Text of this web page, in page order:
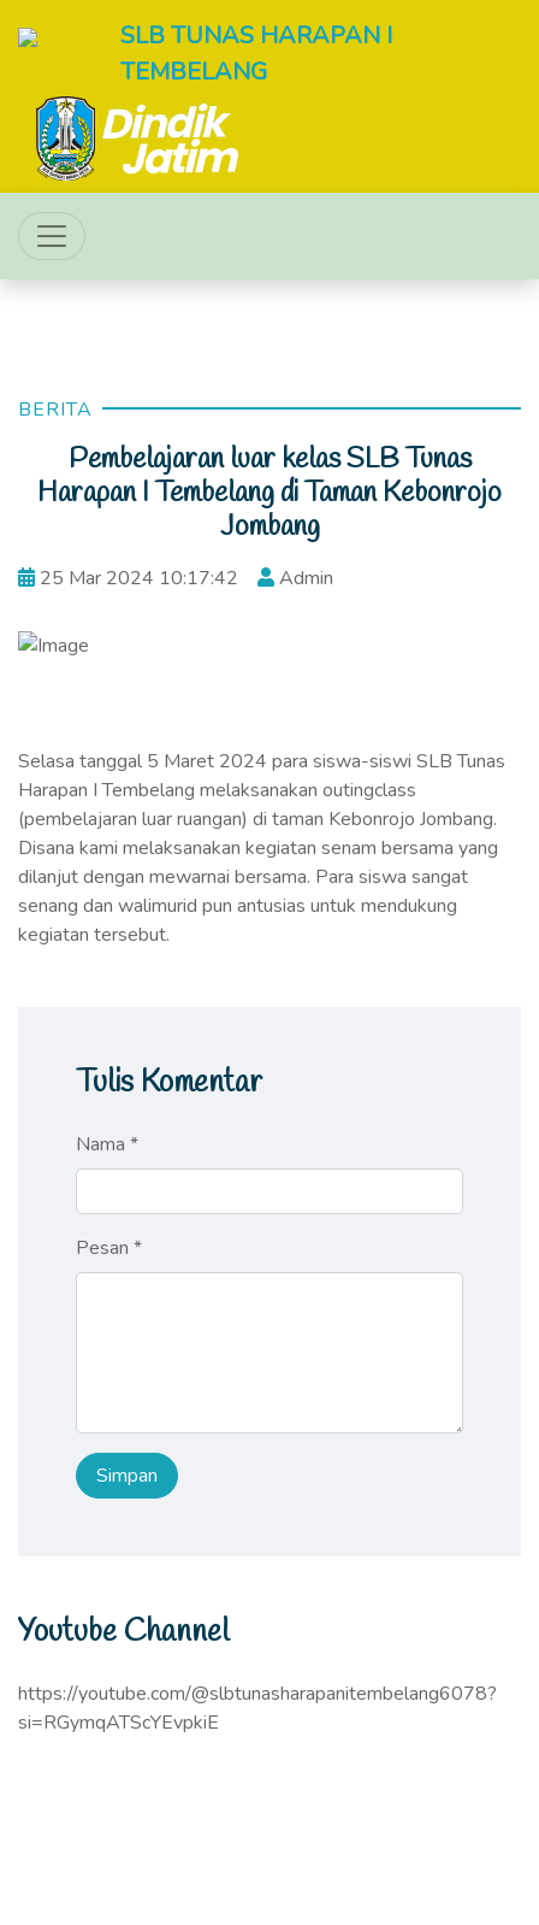
SLB TUNAS HARAPAN I
TEMBELANG
BERITA
Pembelajaran luar kelas SLB Tunas
Harapan I Tembelang di Taman Kebonrojo
Jombang
25 Mar 2024 10:17:42 Admin
Selasa tanggal 5 Maret 2024 para siswa-siswi SLB Tunas
Harapan I Tembelang melaksanakan outingclass
(pembelajaran luar ruangan) di taman Kebonrojo Jombang.
Disana kami melaksanakan kegiatan senam bersama yang
dilanjut dengan mewarnai bersama. Para siswa sangat
senang dan walimurid pun antusias untuk mendukung
kegiatan tersebut.
Tulis Komentar
Nama *
Pesan *
Youtube Channel
https://youtube.com/@slbtunasharapanitembelang6078?
si=RGymqATScYEvpkiE